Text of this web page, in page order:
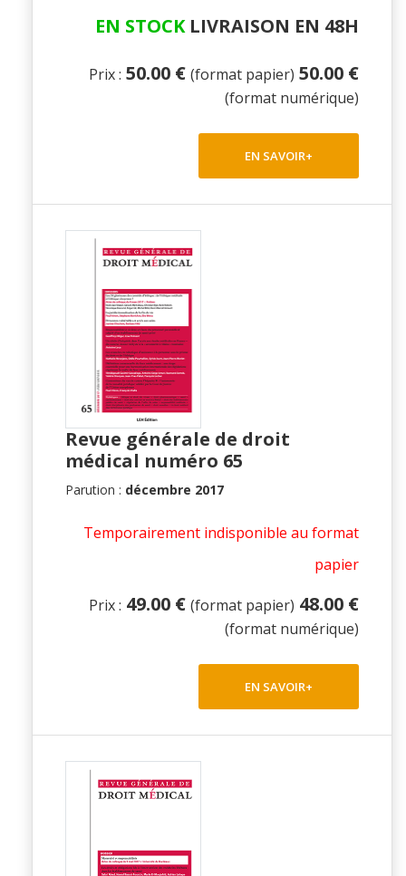
EN STOCKLIVRAISON EN 48H
Prix : 50.00 € (format papier) 50.00 €
(format numérique)
EN SAVOIR+
Revue générale de droit
médical numéro 65
Parution : décembre 2017
Temporairement indisponible au format
papier
Prix : 49.00 € (format papier) 48.00 €
(format numérique)
EN SAVOIR+